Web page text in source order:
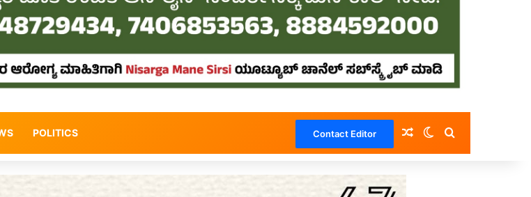
POLITICS Contact Editor Random Article
Switch skin
Search for